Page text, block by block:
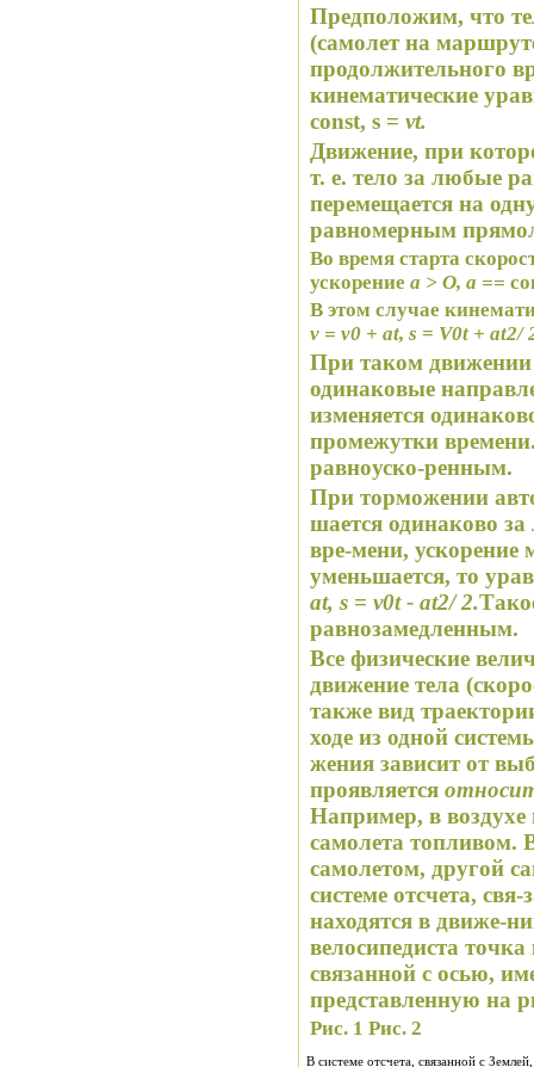
Предположим, что
(самолет на
продолжительного
кинематические
const, s = vt.
Движение, при
т. е. тело за любые
перемещается на
равномерным
Во время старта
ускорение а > О, а ==
В этом случае
v = v0 + at, s = V0t + at2/
При таком движении
одинаковые
изменяется
промежутки
равноуско-ренным.
При торможении
шается одинаково
вре-мени, ускорение
уменьшается, то
at, s = v0t- at2/ 2.
равнозамедленным.
Все физические
движение тела
также вид
ходе из одной
жения зависит от
проявляется
Например, в воздухе
самолета топливом.
самолетом, другой
системе отсчета,
находятся в движе-
велосипедиста точка
связанной с осью,
представленную на
Рис. 1 Рис. 2
В системе отсчета, связанной с